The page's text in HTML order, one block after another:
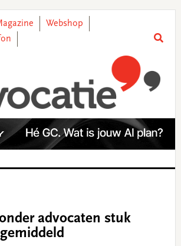
Webshop
advocaten stuk